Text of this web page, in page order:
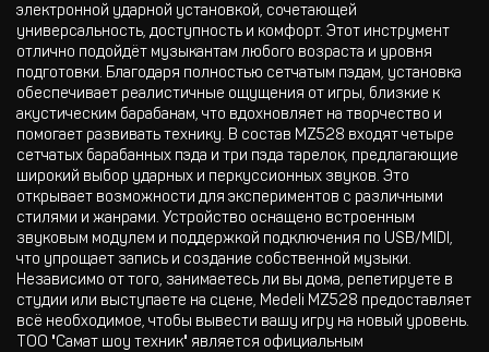
электронной ударной установкой, сочетающей
универсальность, доступность и комфорт. Этот инструмент
отлично подойдёт музыкантам любого возраста и уровня
подготовки. Благодаря полностью сетчатым пэдам, установка
обеспечивает реалистичные ощущения от игры, близкие к
акустическим барабанам, что вдохновляет на творчество и
помогает развивать технику. В состав MZ528 входят четыре
сетчатых барабанных пэда и три пэда тарелок, предлагающие
широкий выбор ударных и перкуссионных звуков. Это
открывает возможности для экспериментов с различными
стилями и жанрами. Устройство оснащено встроенным
звуковым модулем и поддержкой подключения по USB/MIDI,
что упрощает запись и создание собственной музыки.
Независимо от того, занимаетесь ли вы дома, репетируете в
студии или выступаете на сцене, Medeli MZ528 предоставляет
всё необходимое, чтобы вывести вашу игру на новый уровень.
ТОО "Самат шоу техник" является официальным